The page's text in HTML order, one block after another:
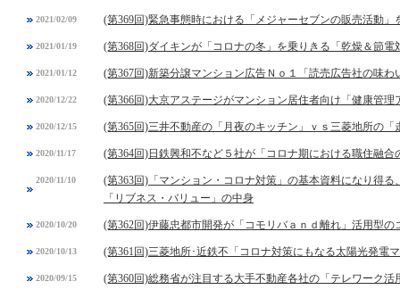
2021/02/09 (第369回)緊急事態時における「メジャーセブンの販売活動」
2021/01/19 (第368回)ダイキンが「コロナの冬」を乗りきる「乾燥＆節電
2021/01/12 (第367回)新築分譲マンション広告Ｎｏ１「読売広告社の味わ
2020/12/22 (第366回)大京アステージがマンション居住者向け「健康管理
2020/12/15 (第365回)三井不動産の「月夜のキッチン」ｖｓ三菱地所の「
2020/11/17 (第364回)日鉄興和不など５社が「コロナ期における職住融
2020/11/10
(第363回)「マンション・コロナ対策」の基本資料になり得
「リブネス・バリュー」の中身
2020/10/20 (第362回)伊藤忠都市開発が「コモリバａｎｄ離れ」活用型の
2020/10/13 (第361回)三菱地所･近鉄不「コロナ対策にもなる太陽光発電
2020/09/15 (第360回)総務省が注目する大手不動産各社の「テレワーク活